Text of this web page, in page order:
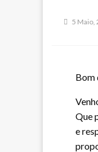
5 Maio,
Bom
Que
e